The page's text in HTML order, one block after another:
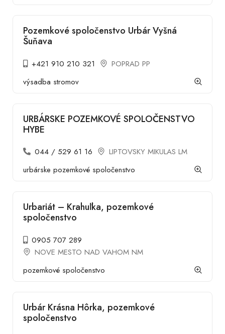
Pozemkové spoločenstvo Urbár Vyšná
Šuňava
+421 910 210 321
POPRAD PP
výsadba stromov
URBÁRSKE POZEMKOVÉ SPOLOČENSTVO
HYBE
044 / 529 61 16
LIPTOVSKY MIKULAS LM
urbárske pozemkové spoločenstvo
Urbariát – Krahuľka, pozemkové
spoločenstvo
0905 707 289
NOVE MESTO NAD VAHOM NM
pozemkové spoločenstvo
Urbár Krásna Hôrka, pozemkové
spoločenstvo